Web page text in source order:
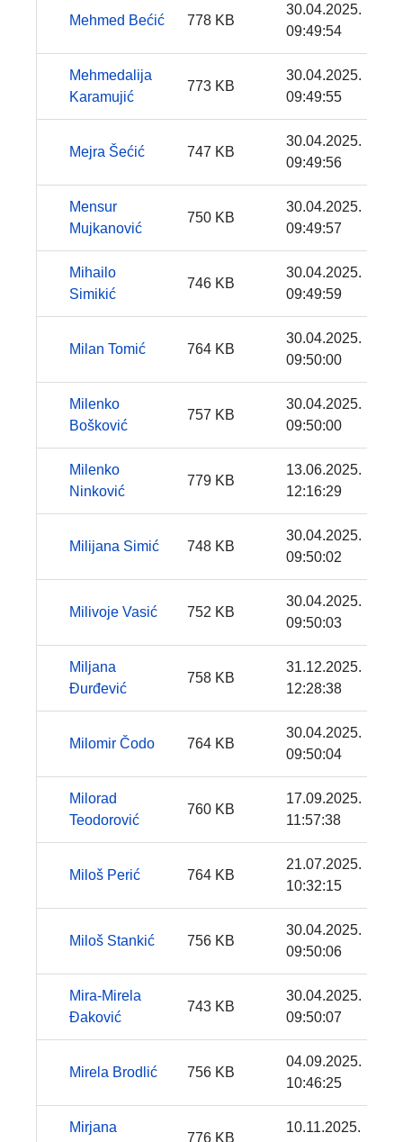
Mehmed Bećić 778 KB
30.04.2025.
09:49:54
Mehmedalija
Karamujić
773 KB
30.04.2025.
09:49:55
Mejra Šećić 747 KB
30.04.2025.
09:49:56
Mensur
Mujkanović
750 KB
30.04.2025.
09:49:57
Mihailo
Simikić
746 KB
30.04.2025.
09:49:59
Milan Tomić 764 KB
30.04.2025.
09:50:00
Milenko
Bošković
757 KB
30.04.2025.
09:50:00
Milenko
Ninković
779 KB
13.06.2025.
12:16:29
Milijana Simić 748 KB
30.04.2025.
09:50:02
Milivoje Vasić 752 KB
30.04.2025.
09:50:03
Miljana
Đurđević
758 KB
31.12.2025.
12:28:38
Milomir Čodo 764 KB
30.04.2025.
09:50:04
Milorad
Teodorović
760 KB
17.09.2025.
11:57:38
Miloš Perić 764 KB
21.07.2025.
10:32:15
Miloš Stankić 756 KB
30.04.2025.
09:50:06
Mira-Mirela
Đaković
743 KB
30.04.2025.
09:50:07
Mirela Brodlić 756 KB
04.09.2025.
10:46:25
Mirjana
776 KB
10.11.2025.